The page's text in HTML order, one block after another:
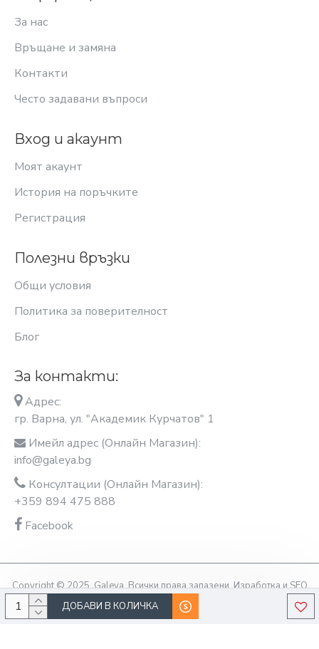
ДОБАВИ В КОЛИЧКА
За нас
Връщане и замяна
Контакти
Често задавани въпроси
Вход и акаунт
Моят акаунт
История на поръчките
Регистрация
Полезни връзки
Общи условия
Политика за поверителност
Блог
За контакти:
Адрес:
гр. Варна, ул. "Академик Курчатов" 1
Имейл адрес (Онлайн Магазин):
info@galeya.bg
Консултации (Онлайн Магазин):
+359 894 475 888
Facebook
Copyright © 2025, Galeya, Всички права запазени. Изработка и SEO
оптимизация OptimiziraiMe.bg